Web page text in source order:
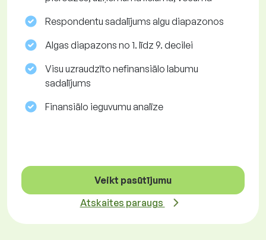
Respondentu sadalījums algu diapazonos
Algas diapazons no 1. līdz 9. decilei
Visu uzraudzīto nefinansiālo labumu
sadalījums
Finansiālo ieguvumu analīze
Veikt pasūtījumu
Atskaites paraugs